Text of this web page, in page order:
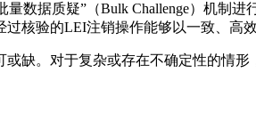
数据质疑”（Bulk Challenge）机制
核验的LEI注销操作能够以一致、高
缺。对于复杂或存在不确定性的情